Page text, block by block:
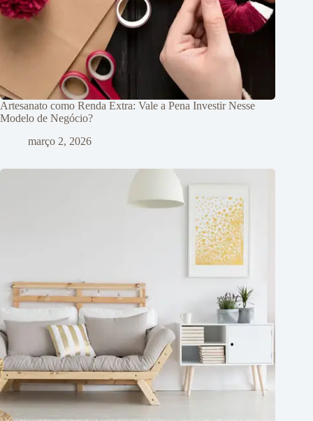
Artesanato como Renda Extra: Vale a Pena Investir Nesse
Modelo de Negócio?
março 2, 2026